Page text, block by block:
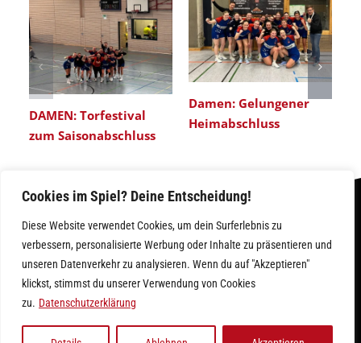
Cookies im Spiel? Deine Entscheidung!
Diese Website verwendet Cookies, um dein Surferlebnis zu
verbessern, personalisierte Werbung oder Inhalte zu präsentieren und
unseren Datenverkehr zu analysieren. Wenn du auf "Akzeptieren"
klickst, stimmst du unserer Verwendung von Cookies
zu. Datenschutzerklärung
DAMEN: Torfestival
zum Saisonabschluss
Damen: Gelungener
Heimabschluss
DATENSCHUTZ
FacebookInstagram